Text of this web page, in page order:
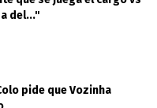
del..."
pide que Vozinha